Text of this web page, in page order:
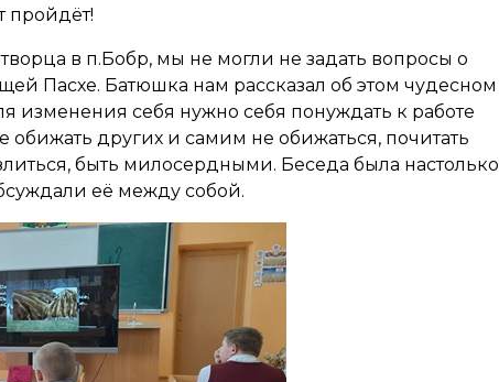
пройдёт!
в п.Бобр, мы не могли не задать вопросы о
Пасхе. Батюшка нам рассказал об этом чудесном
изменения себя нужно себя понуждать к работе
обижать других и самим не обижаться, почитать
быть милосердными. Беседа была настолько
её между собой.